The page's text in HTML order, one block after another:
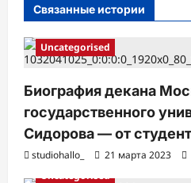
Связанные истории
Uncategorised
Биография декана
государственного
Сидорова — от
studiohallo_ 21 марта 2023
Uncategorised